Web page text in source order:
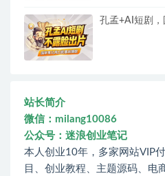
孔孟+AI短剧
站长简介
微信：milang10086
公众号：迷浪创业笔记
本人创业10年，多家网站VIP
目、创业教程、主题源码、电